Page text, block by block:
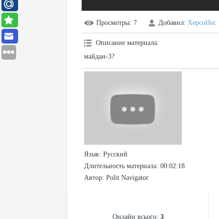
Просмотры: 7 Добавил: XepcoHec
Описание материала:
майдан-3?
Язык: Русский
Длительность материала: 00:02:18
Автор: Polit Navigator
Онлайн всього: 3